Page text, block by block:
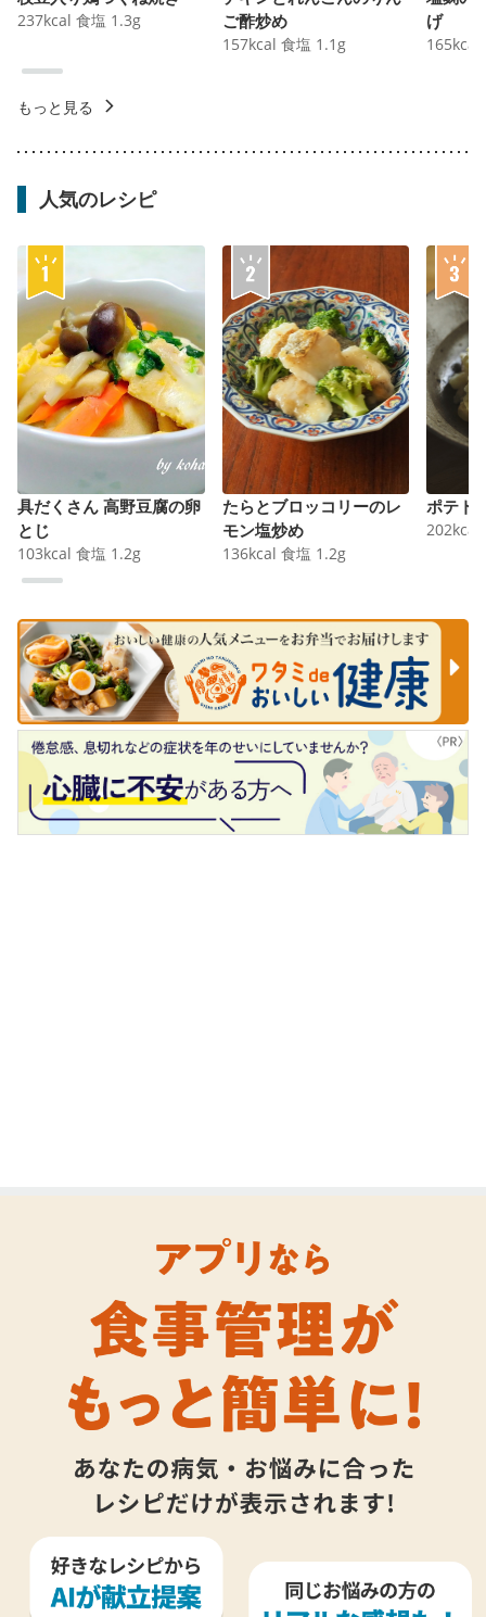
237kcal 食塩 1.3g
ご酢炒め
157kcal 食塩 1.1 g
げ
165kcal
もっと見る
人気のレシピ
具だくさん 高野豆腐の卵
とじ
103kcal 食塩 1.2g
たらとブロッコリーのレ
モン塩炒め
136kcal 食塩 1.2g
ポテト
202kcal